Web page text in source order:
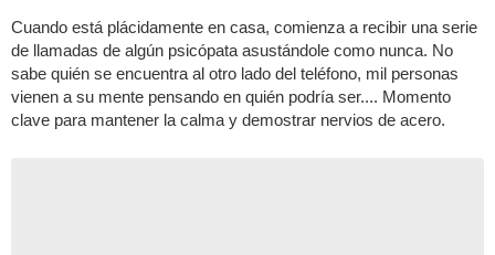
Cuando está plácidamente en casa, comienza a recibir una serie
de llamadas de algún psicópata asustándole como nunca. No
sabe quién se encuentra al otro lado del teléfono, mil personas
vienen a su mente pensando en quién podría ser.... Momento
clave para mantener la calma y demostrar nervios de acero.